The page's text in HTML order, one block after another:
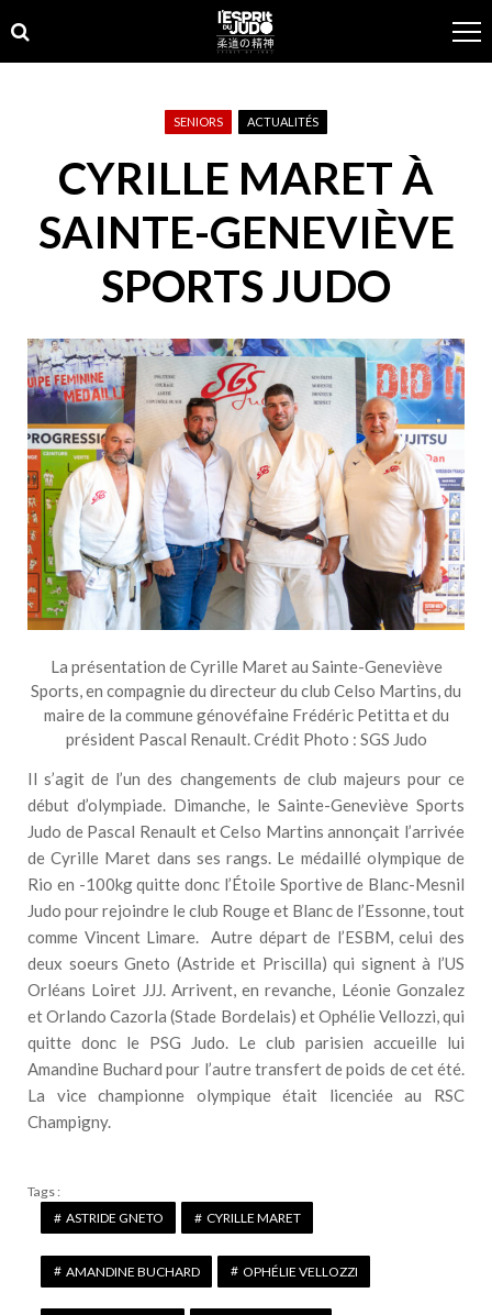
to
navigation
to
content
SENIORS ACTUALITÉS
CYRILLE MARET À
SAINTE-GENEVIÈVE
SPORTS JUDO
La présentation de Cyrille Maret au Sainte-Geneviève
Sports, en compagnie du directeur du club Celso Martins, du
maire de la commune génovéfaine Frédéric Petitta et du
président Pascal Renault. Crédit Photo : SGS Judo
Il s’agit de l’un des changements de club majeurs pour ce
début d’olympiade. Dimanche, le Sainte-Geneviève Sports
Judo de Pascal Renault et Celso Martins annonçait l’arrivée
de Cyrille Maret dans ses rangs. Le médaillé olympique de
Rio en -100kg quitte donc l’Étoile Sportive de Blanc-Mesnil
Judo pour rejoindre le club Rouge et Blanc de l’Essonne, tout
comme Vincent Limare. Autre départ de l’ESBM, celui des
deux soeurs Gneto (Astride et Priscilla) qui signent à l’US
Orléans Loiret JJJ. Arrivent, en revanche, Léonie Gonzalez
et Orlando Cazorla (Stade Bordelais) et Ophélie Vellozzi, qui
quitte donc le PSG Judo. Le club parisien accueille lui
Amandine Buchard pour l’autre transfert de poids de cet été.
La vice championne olympique était licenciée au RSC
Champigny.
Tags :
ASTRIDE GNETO
CYRILLE MARET
AMANDINE BUCHARD OPHÉLIE VELLOZZI